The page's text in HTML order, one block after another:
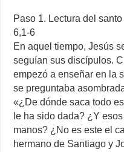
Paso 1. Lectura del
6,1-6
En aquel tiempo, Jesús
seguían sus discípulos.
empezó a enseñar en la
se preguntaba
«¿De dónde saca todo
le ha sido dada? ¿Y
manos? ¿No es este el
hermano de Santiago y